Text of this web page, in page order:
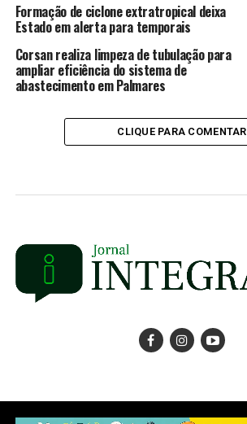
Formação de ciclone extratropical deixa
Estado em alerta para temporais
Corsan realiza limpeza de tubulação para
ampliar eficiência do sistema de
abastecimento em Palmares
CLIQUE PARA COMENTAR